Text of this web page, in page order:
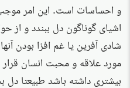
و احساسات است. این امر
اشیای گوناگون دل ببندد و از
شادی آفرین یا غم افزا بودن
مورد علاقه و محبت انسان قرار
بیشتری داشته باشد طبیعتا